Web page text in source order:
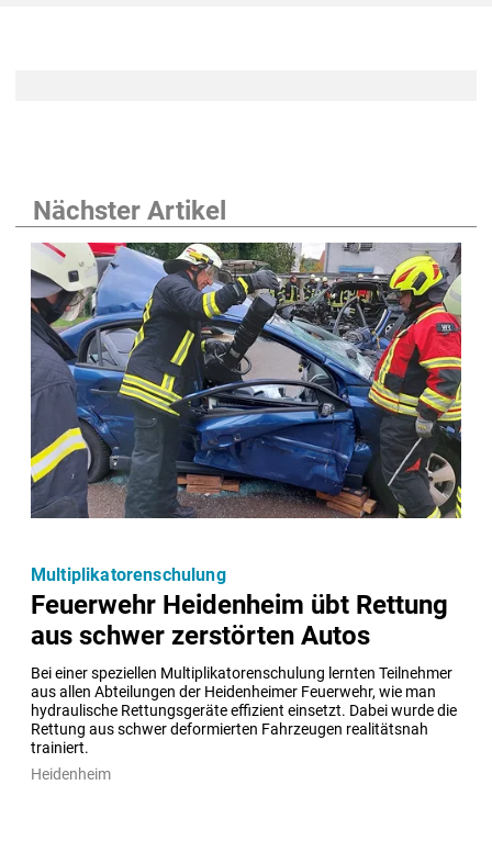
Nächster Artikel
Feuerwehr Heidenheim übt Rettung
aus schwer zerstörten Autos
Bei einer speziellen Multiplikatorenschulung lernten Teilnehmer
aus allen Abteilungen der Heidenheimer Feuerwehr, wie man
hydraulische Rettungsgeräte effizient einsetzt. Dabei wurde die
Rettung aus schwer deformierten Fahrzeugen realitätsnah
trainiert.
Multiplikatorenschulung
Heidenheim